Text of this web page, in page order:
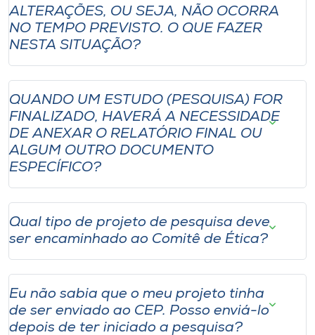
ALTERAÇÕES, OU SEJA, NÃO OCORRA
NO TEMPO PREVISTO. O QUE FAZER
NESTA SITUAÇÃO?
QUANDO UM ESTUDO (PESQUISA) FOR
FINALIZADO, HAVERÁ A NECESSIDADE
DE ANEXAR O RELATÓRIO FINAL OU
ALGUM OUTRO DOCUMENTO
ESPECÍFICO?
Qual tipo de projeto de pesquisa deve
ser encaminhado ao Comitê de Ética?
Eu não sabia que o meu projeto tinha
de ser enviado ao CEP. Posso enviá-lo
depois de ter iniciado a pesquisa?